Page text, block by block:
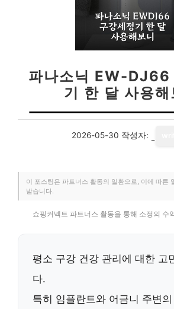
파나소닉 EW-DJ66
기 한 달 사용해
2026-05-30 작성자:
이 포스팅은 파트너스 활동의 일환으로, 이에 따른
받습니다.
쇼핑커넥트 파트너스 활동을 통해 소정의 수
평소 구강 건강 관리에 대한 고
다.
특히 임플란트와 어금니 주변